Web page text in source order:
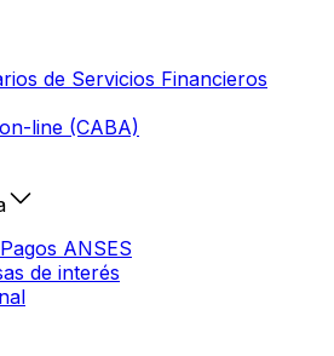
de Servicios Financieros
line (CABA)
ANSES
de interés